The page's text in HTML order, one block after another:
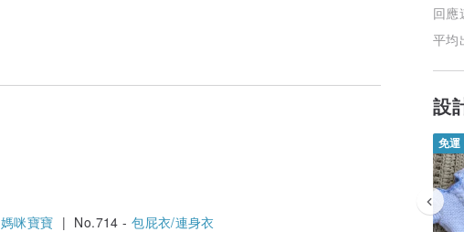
回應
平均
設
免運
媽咪寶寶 | No.714 -包屁衣/連身衣